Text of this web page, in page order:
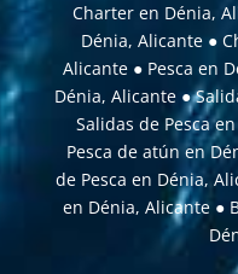
Charter en Dénia,
Dénia, Alicante●
Alicante● Pesca en
Dénia, Alicante●
Salidas de Pesca
Pesca de atún en
de Pesca en Dénia,
en Dénia, Alicante ●